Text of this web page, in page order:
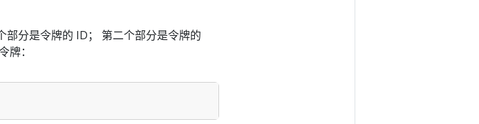
部分是令牌的 ID； 第二个部分是令牌的
：